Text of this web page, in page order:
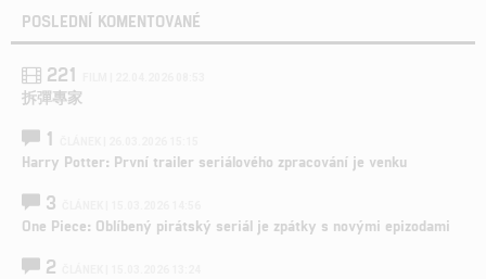
POSLEDNÍ KOMENTOVANÉ
221
拆彈專家
1
Harry Potter: První trailer seriálového zpracování je venku
3
One Piece: Oblíbený pirátský seriál je zpátky s novými epizodami
2